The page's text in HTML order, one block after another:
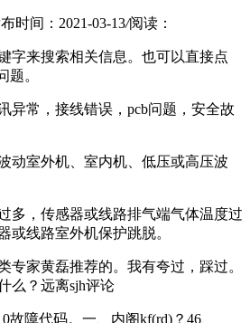
时间：2021-03-13/阅读：
字来搜索相关信息。也可以直接点
题。
异常，接线错误，pcb问题，安全故
动室外机、室内机、低压或高压波
多，传感器或线路排气端气体温度过
或线路室外机保护跳脱。
专家黄磊推荐的。我有夸过，踩过。
么？远离sjh评论
故障代码。一、内阁kf(rd)？46、